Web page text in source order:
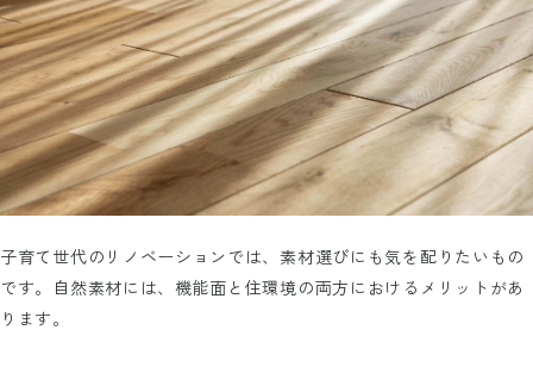
子育て世代のリノベーションでは、素材選びにも気を配りたいもの
です。自然素材には、機能面と住環境の両方におけるメリットがあ
ります。